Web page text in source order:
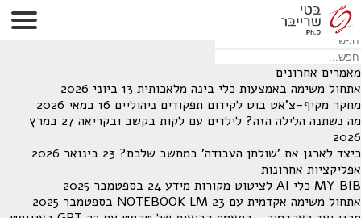
לא נמצאו תוצאות תחת קטגוריה זו.
מחפש משהו מסויים? השתמש בחיפוש
מאמרים אחרונים
אתחול משימה באמצעות כלי בינה מלאכותית 13 ביוני 2026
מחקר מקיף-צ'אט בוט לקידום תפקודים ניהוליים 16 במאי 2026
מה נשתנה הלילה הזה? לילדים עם לקות בקשב ובקריאה
27 במרץ
2026
כיצד לארגן את 'שולחן העבודה' במחשב שלכם? 23 בינואר 2026
אפליקציות אחרונות
MY BIB כלי AI לציטוט מקורות מידע
24 בספטמבר 2025
אתחול משימה אקדמית עם NOTEBOOK LM 23 בספטמבר 2025